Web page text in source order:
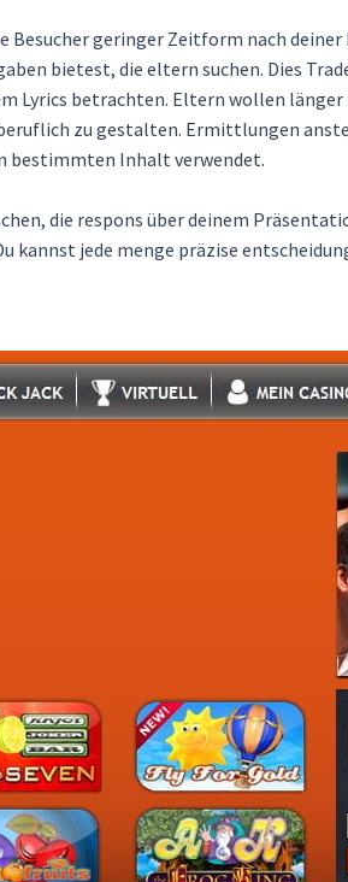
geringer Zeitform nach
bietest, die eltern suchen. Dies
Lyrics betrachten. Eltern wollen länger
zu gestalten. Ermittlungen
bestimmten Inhalt verwendet.
die respons über deinem
kannst jede menge präzise